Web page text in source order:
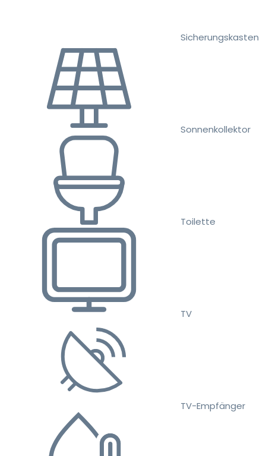
Sicherungskasten
Sonnenkollektor
Toilette
TV
TV-Empfänger